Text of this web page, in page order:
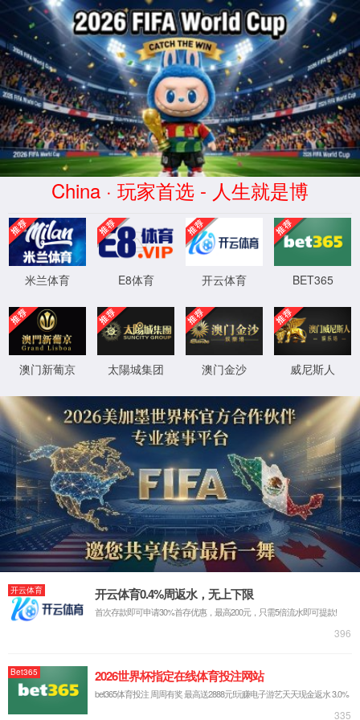
必赢会员中心(437·China)官
方网站
XML 地图